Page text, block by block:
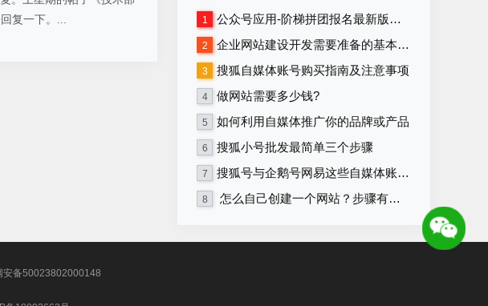
复一下。...
1 公众号应用-阶梯拼团报名最新版本源码程序
2 企业网站建设开发需要准备的基本资料
3 搜狐自媒体账号购买指南及注意事项
4 做网站需要多少钱?
5 如何利用自媒体推广你的品牌或产品
6 搜狐小号批发最简单三个步骤
7 搜狐号与企鹅号网易这些自媒体账号在哪里购买？
8 怎么自己创建一个网站？步骤有哪些？
安备50023802000148